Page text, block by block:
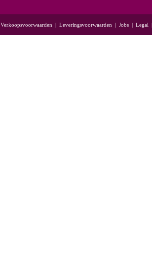
Verkoopsvoorwaarden | Leveringsvoorwaarden | Jobs | Legal